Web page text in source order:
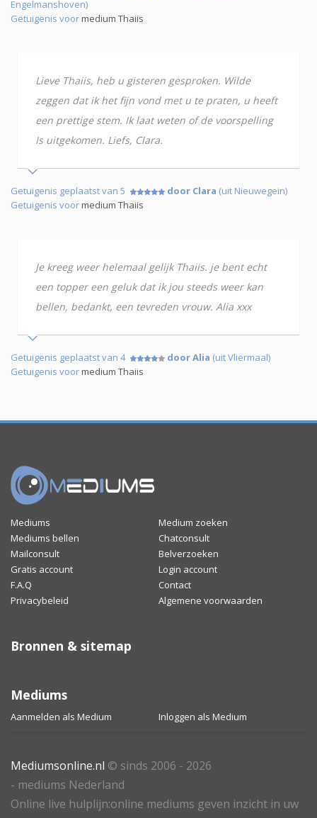
Engelmanshoven)
Getuigenis voormedium Thaiis
Lieve Thaiis, heb u gisteren gesproken. Wilde
zeggen dat ik het fijn vond met u te praten, u heeft
een prettige stem. Ik laat weten of de voorspelling
Is uitgekomen. Liefs, Clara.
Getuigenis geplaatst van 5 door Clara (uit Nieuwegein)
Getuigenis voormedium Thaiis
Je kreeg weer helemaal gelijk Thaiis. je bent echt
een topper een geluk dat ik jou steeds weer kan
bellen, bedankt, een tevreden vrouw. Alia xxx
Getuigenis geplaatst van 4 door Alia (uit Vliermaal)
Getuigenis voormedium Thaiis
Mediums
Medium zoeken
Mediums bellen
Chatconsult
Mailconsult
Belverzoeken
Gratis account
Login account
F.A.Q
Contact
Privacybeleid
Algemene voorwaarden
Bronnen & sitemap
Mediums
Aanmelden als Medium Inloggen als Medium
Mediumsonline.nl © sinds 2006 - 2026
- mediums Nederland
Online live hulplijn:online mediums geven inzicht in uw